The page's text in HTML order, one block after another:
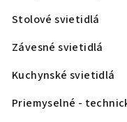
Stolové svietidlá
Závesné svietidlá
Kuchynské svietidlá
Priemyselné -